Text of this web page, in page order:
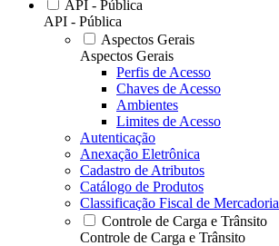
API - Pública
API - Pública
Aspectos Gerais
Aspectos Gerais
Perfis de Acesso
Chaves de Acesso
Ambientes
Limites de Acesso
Autenticação
Anexação Eletrônica
Cadastro de Atributos
Catálogo de Produtos
Classificação Fiscal de Mercadoria
Controle de Carga e Trânsito
Controle de Carga e Trânsito